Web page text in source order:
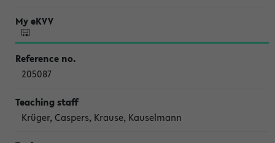
205087
Krüger, Caspers, Krause, Kauselmann